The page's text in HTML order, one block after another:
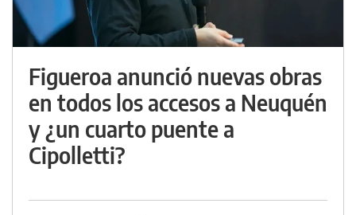
Figueroa anunció nuevas obras
en todos los accesos a Neuquén
y ¿un cuarto puente a
Cipolletti?